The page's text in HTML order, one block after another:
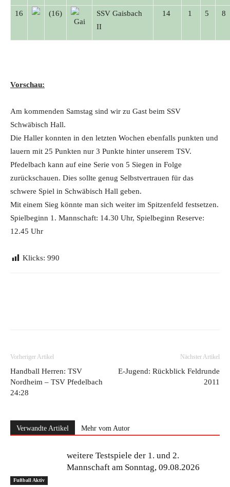
16 (16)
SSV Gaisbach
II
14 1 5 8
Vorschau:
Am kommenden Samstag sind wir zu Gast beim SSV
Schwäbisch Hall.
Die Haller konnten in den letzten Wochen ebenfalls punkten und
lauern mit 25 Punkten nur 3 Punkte hinter unserem TSV.
Pfedelbach kann auf eine Serie von 5 Siegen in Folge
zurückschauen. Dies sollte genug Selbstvertrauen für das
schwere Spiel in Schwäbisch Hall geben.
Mit einem Sieg könnte man sich weiter im Spitzenfeld festsetzen.
Spielbeginn 1. Mannschaft: 14.30 Uhr, Spielbeginn Reserve:
12.45 Uhr
Klicks: 990
Vorheriger Artikel
Handball Herren: TSV
Nordheim – TSV Pfedelbach
24:28
Nächster Artikel
E-Jugend: Rückblick Feldrunde
2011
Verwandte Artikel Mehr vom Autor
Fußball Aktiv
weitere Testspiele der 1. und 2.
Mannschaft am Sonntag, 09.08.2026